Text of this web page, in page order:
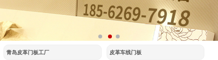
青岛皮革门板工厂 皮革车线门板